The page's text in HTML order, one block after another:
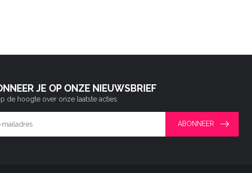
JE OP ONZE NIEUWSBRIEF
de hoogte over onze laatste acties
ABONNEER